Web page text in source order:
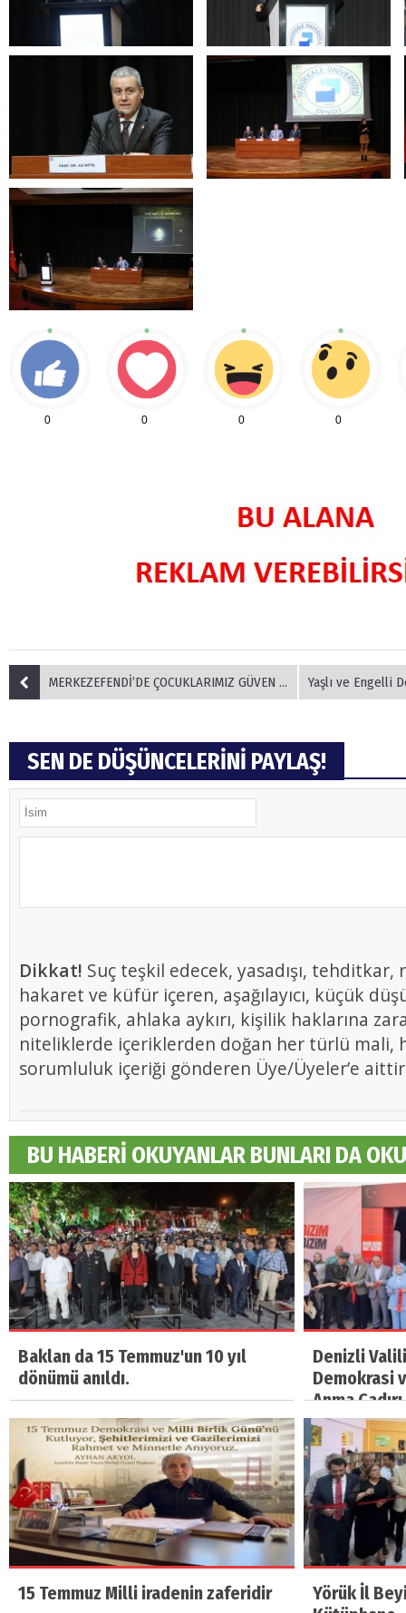
0 0 0 0
MERKEZEFENDİ’DE ÇOCUKLARIMIZ GÜVEN ALTINDA Yaşlı ve Engelli
SEN DE DÜŞÜNCELERİNİ PAYLAŞ!
Dikkat! Suç teşkil edecek, yasadışı, tehditkar,
hakaret ve küfür içeren, aşağılayıcı, küçük
pornografik, ahlaka aykırı, kişilik haklarına
niteliklerde içeriklerden doğan her türlü mali,
sorumluluk içeriği gönderen Üye/Üyeler’e
BU HABERİ OKUYANLAR BUNLARI DA
Baklan da 15 Temmuz'un 10 yıl
dönümü anıldı.
Denizli
Demokrasi
Anma
15 Temmuz Milli iradenin zaferidir
Yörük İl